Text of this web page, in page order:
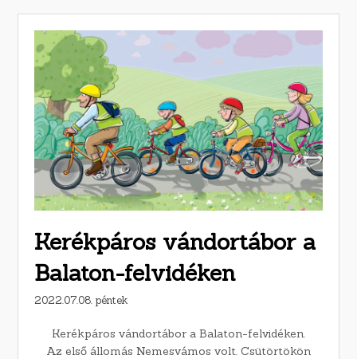
Kerékpáros vándortábor a
Balaton-felvidéken
2022.07.08. péntek
Kerékpáros vándortábor a Balaton-felvidéken.
Az első állomás Nemesvámos volt. Csütörtökön